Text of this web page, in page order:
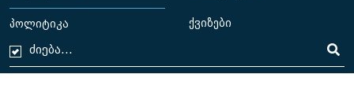
პოლიტიკა ქვიზები